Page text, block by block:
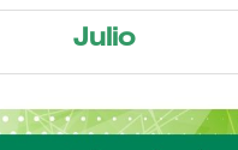
Julio